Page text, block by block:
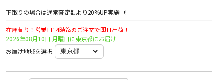
下取りの場合は通常査定額より20%UP実施中!
在庫有り！営業日14時迄のご注文で即日出荷！
2026年08月10日 月曜日に東京都にお届け
お届け地域を選択